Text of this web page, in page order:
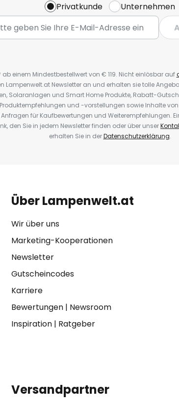
Privatkunde
Unternehmen
ab einem Mindestbestellwert von € 119. Nicht einlösbar auf
Lampenwelt.at Newsletter an und erhalten sie tolle
Solaranlagen und Smart Home Produkte, Rabatt-
und -vorstellungen sowie Inhalte
für Kaufbewertungen und Weiterempfehlungen.
den Sie in jedem Newsletter finden oder über unser
erhalten Sie in derDatenschutzerklärung.
Über Lampenwelt.at
Wir über uns
Marketing-Kooperationen
Newsletter
Gutscheincodes
Karriere
Bewertungen| Newsroom
Inspiration| Ratgeber
Versandpartner